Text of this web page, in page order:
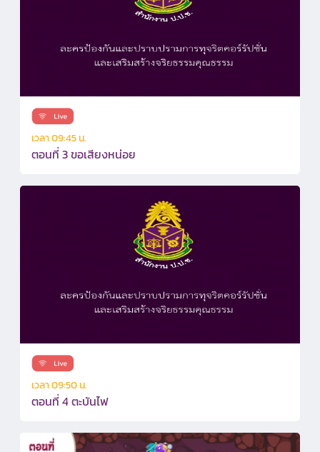
เวลา 09:45 น.
ตอนที่ 3 ขอเสียงหน่อย
เวลา 09:50 น.
ตอนที่ 4 ตะบันไฟ